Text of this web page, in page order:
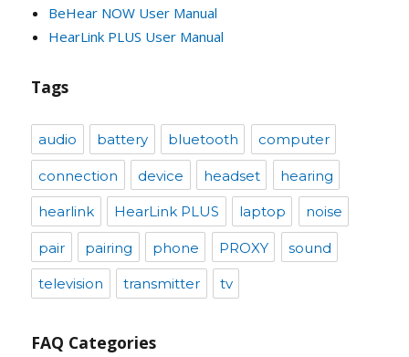
BeHear NOW User Manual
HearLink PLUS User Manual
Tags
audio battery bluetooth computer
connection device headset hearing
hearlink HearLink PLUS laptop noise
pair pairing phone PROXY sound
television transmitter tv
FAQ Categories